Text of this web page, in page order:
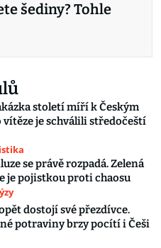
šediny? Tohle
století míří k Českým
vítěze je schválili středočeští
se právě rozpadá. Zelená
je pojistkou proti chaosu
dostojí své přezdívce.
potraviny brzy pocítí i Češi